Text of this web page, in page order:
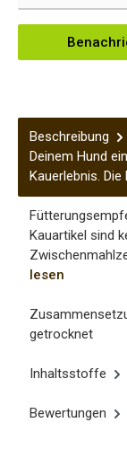
Beschreibung
Deinem Hund
Kauerlebnis.
Kauartikel sind
lesen
getrocknet
Inhaltsstoffe
Bewertungen